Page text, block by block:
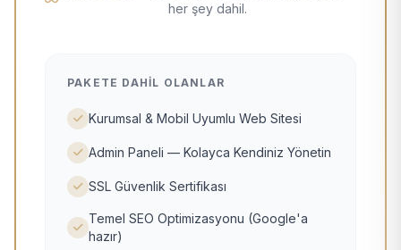
her şey dahil.
PAKETE DAHIL OLANLAR
Kurumsal & Mobil Uyumlu Web Sitesi
Admin Paneli — Kolayca Kendiniz Yönetin
SSL Güvenlik Sertifikası
Temel SEO Optimizasyonu (Google'a
hazır)